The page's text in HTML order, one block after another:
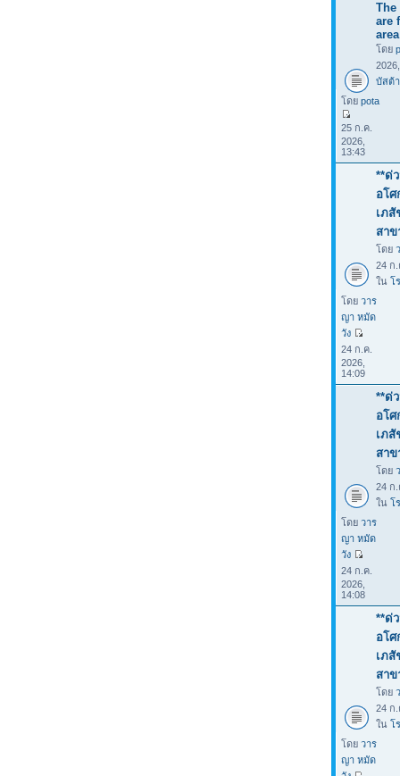
are
area
โดย
บัสต้า
โดย pota
25 ก.ค.
2026,
13:43
**ด่
อโ
เภสั
สาข
โดย
24 ก.
ใน โ
โดย วาร
ญา หมัด
วัง
24 ก.ค.
2026,
14:09
**ด่
อโ
เภสั
สาข
โดย
24 ก.
ใน โ
โดย วาร
ญา หมัด
วัง
24 ก.ค.
2026,
14:08
**ด่
อโ
เภสั
สาข
โดย
24 ก.
ใน โ
โดย วาร
ญา หมัด